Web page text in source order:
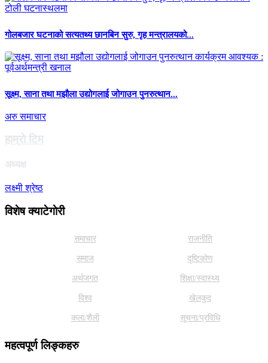
गोलबजार घटनाको सत्यतथ्य छानबिन सुरु, गृह मन्त्रालयको...
सूक्ष्म, साना तथा मझौला उद्योगलाई जोगाउन पुनरुत्थान...
अरु समाचार
हाम्राे टिम
अध्यक्ष
लक्ष्मी श्रेष्ठ
विशेष क्याटेगाेरी
समाचार राजनीति
समाज दृष्टिकोण
अर्थजगत शिक्षा/स्वास्थ्य
विश्व खेलकुद
कला/शैली सूचना/प्रविधि
महत्वपूर्ण लिङ्कहरु